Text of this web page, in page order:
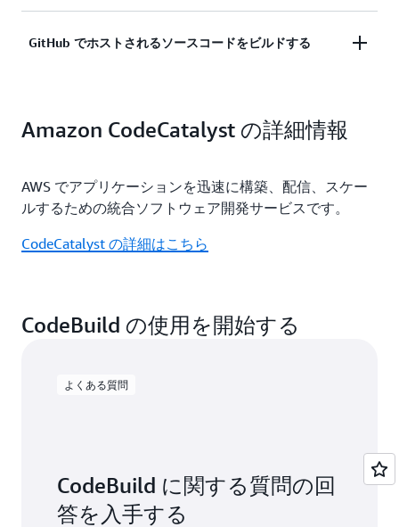
CodeBuild で既存の Jenkins ビルドジョブを実行し
Jenkins との統合に関する詳細はこちら
GitHub でホストされるソースコードをビルドする
ビルドを自動的に開始し、その結果を GitHub に投
GitHub の使用に関する詳細はこちら
Amazon CodeCatalyst の詳細情報
AWS でアプリケーションを迅速に構築、配信、スケー
ルするための統合ソフトウェア開発サービスです。
CodeCatalyst の詳細はこちら
CodeBuild の使用を開始する
よくある質問
CodeBuild に関する質問の回
答を入手する